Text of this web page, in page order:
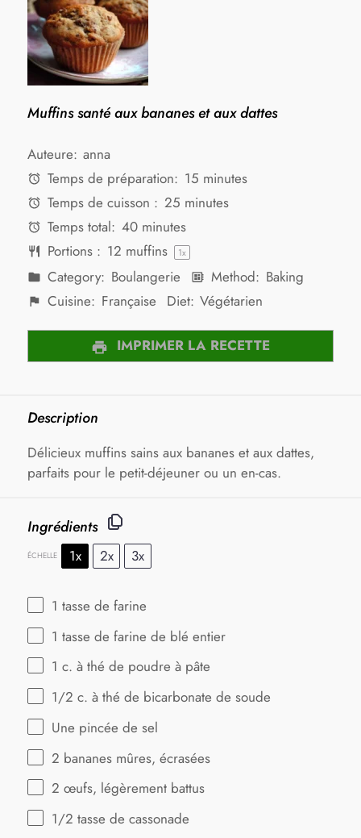
Muffins santé aux bananes et aux dattes
Auteure: anna
Temps de préparation: 15 minutes
Temps de cuisson : 25 minutes
Temps total: 40 minutes
Portions : 12 muffins 1x
Category: Boulangerie Method: Baking
Cuisine: Française Diet: Végétarien
IMPRIMER LA RECETTE
Description
Délicieux muffins sains aux bananes et aux dattes,
parfaits pour le petit-déjeuner ou un en-cas.
Ingrédients
ÉCHELLE 1x 2x 3x
1 tasse de farine
1 tasse de farine de blé entier
1 c. à thé de poudre à pâte
1/2 c. à thé de bicarbonate de soude
Une pincée de sel
2 bananes mûres, écrasées
2 œufs, légèrement battus
1/2 tasse de cassonade